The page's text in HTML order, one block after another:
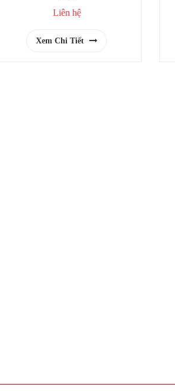
Liên hệ
Xem Chi Tiết